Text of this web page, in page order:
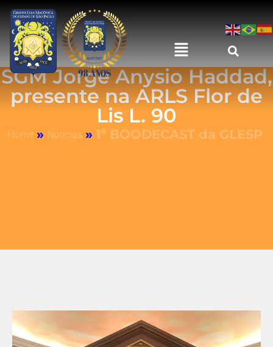
SGM Jorge Anysio Haddad,
presente na ARLS Flor de
Lis L. 90
Home » Notícias » 1ª BOODECAST da GLESP